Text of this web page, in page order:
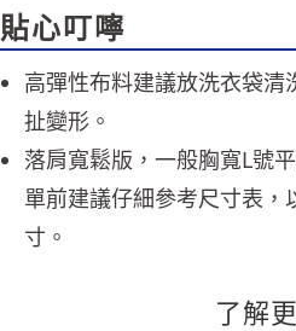
恩沛科技股份有限公司將有權停止該用戶
貼心叮嚀
高彈性布料建議放洗衣袋清
扯變形。
落肩寬鬆版，一般胸寬L號
單前建議仔細參考尺寸表，
寸。
了解